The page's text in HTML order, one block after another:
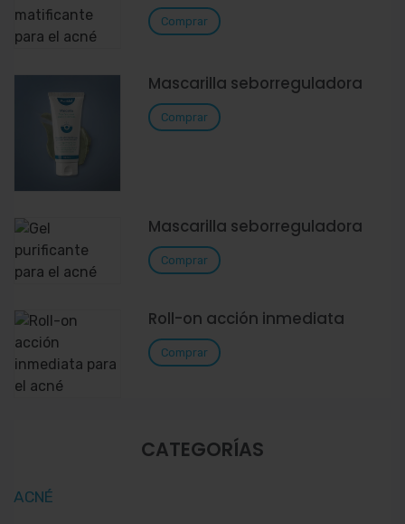
Comprar
Mascarilla seborreguladora
Comprar
Mascarilla seborreguladora
Comprar
Roll-on acción inmediata
Comprar
CATEGORÍAS
ACNÉ